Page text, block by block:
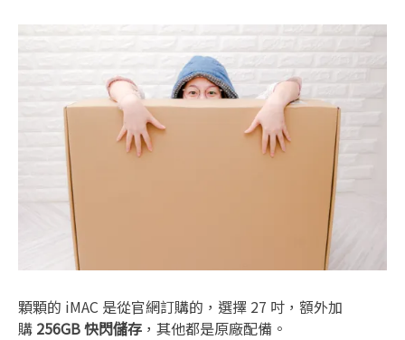
顆顆的 iMAC 是從官網訂購的，選擇 27 吋，額外加
購 256GB 快閃儲存 ，其他都是原廠配備。